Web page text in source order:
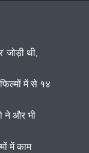
जोड़ी थी,
में से १४
ने और भी
में काम